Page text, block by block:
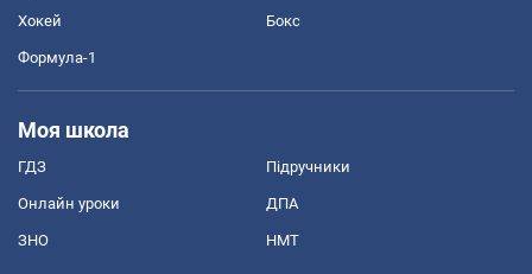
Хокей Бокс
Формула-1
Моя школа
ГДЗ Підручники
Онлайн уроки ДПА
ЗНО НМТ